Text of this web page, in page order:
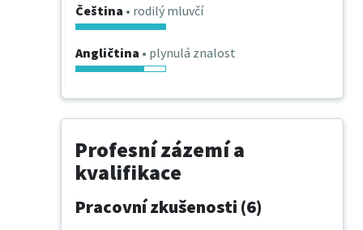
Čeština • rodilý mluvčí
Angličtina • plynulá znalost
Profesní zázemí a
kvalifikace
Pracovní zkušenosti (6)